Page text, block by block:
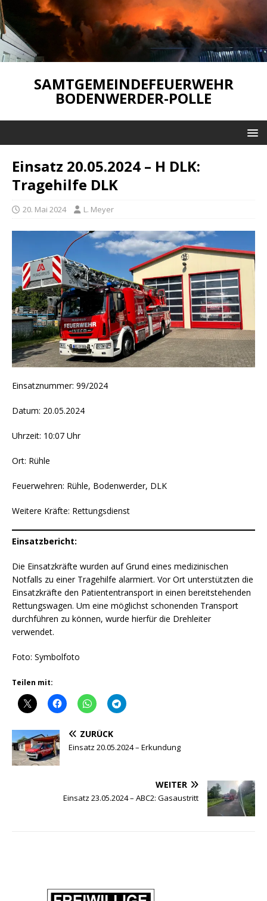
SAMTGEMEINDEFEUERWEHR
BODENWERDER-POLLE
Einsatz 20.05.2024 – H DLK:
Tragehilfe DLK
20. Mai 2024 L. Meyer
Einsatznummer: 99/2024
Datum: 20.05.2024
Uhrzeit: 10:07 Uhr
Ort: Rühle
Feuerwehren: Rühle, Bodenwerder, DLK
Weitere Kräfte: Rettungsdienst
Einsatzbericht:
Die Einsatzkräfte wurden auf Grund eines medizinischen
Notfalls zu einer Tragehilfe alarmiert. Vor Ort unterstützten die
Einsatzkräfte den Patiententransport in einen bereitstehenden
Rettungswagen. Um eine möglichst schonenden Transport
durchführen zu können, wurde hierfür die Drehleiter
verwendet.
Foto: Symbolfoto
Teilen mit:
ZURÜCK
Einsatz 20.05.2024 – Erkundung
WEITER
Einsatz 23.05.2024 – ABC2: Gasaustritt